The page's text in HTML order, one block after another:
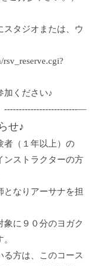
タジオまたは、ウ
加ください♪
—
せ♪
者（１年以上）の
ンストラクターの方
となりアーサナを担
象に９０分のヨガク
方は、このコース